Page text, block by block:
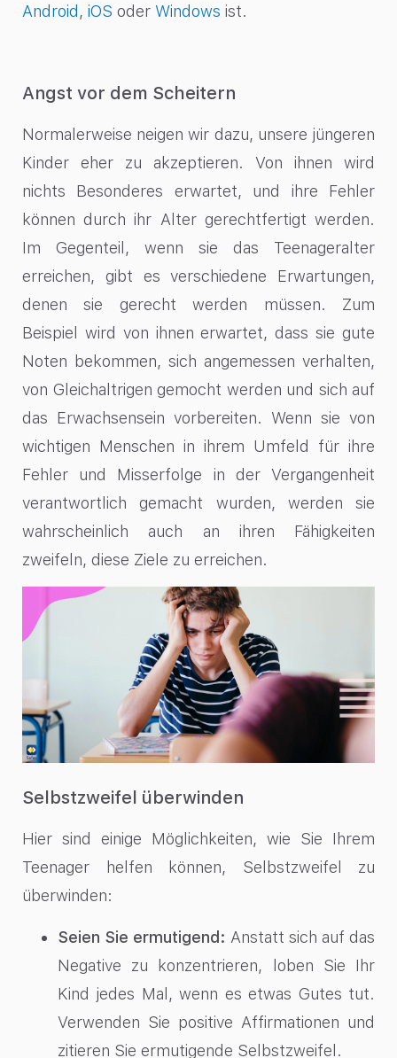
Android, iOS oder Windows ist.
Angst vor dem Scheitern
Normalerweise neigen wir dazu, unsere jüngeren
Kinder eher zu akzeptieren. Von ihnen wird
nichts Besonderes erwartet, und ihre Fehler
können durch ihr Alter gerechtfertigt werden.
Im Gegenteil, wenn sie das Teenageralter
erreichen, gibt es verschiedene Erwartungen,
denen sie gerecht werden müssen. Zum
Beispiel wird von ihnen erwartet, dass sie gute
Noten bekommen, sich angemessen verhalten,
von Gleichaltrigen gemocht werden und sich auf
das Erwachsensein vorbereiten. Wenn sie von
wichtigen Menschen in ihrem Umfeld für ihre
Fehler und Misserfolge in der Vergangenheit
verantwortlich gemacht wurden, werden sie
wahrscheinlich auch an ihren Fähigkeiten
zweifeln, diese Ziele zu erreichen.
Selbstzweifel überwinden
Hier sind einige Möglichkeiten, wie Sie Ihrem
Teenager helfen können, Selbstzweifel zu
überwinden:
Seien Sie ermutigend: Anstatt sich auf das
Negative zu konzentrieren, loben Sie Ihr
Kind jedes Mal, wenn es etwas Gutes tut.
Verwenden Sie positive Affirmationen und
zitieren Sie ermutigende Selbstzweifel.